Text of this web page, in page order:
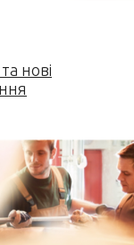
нові